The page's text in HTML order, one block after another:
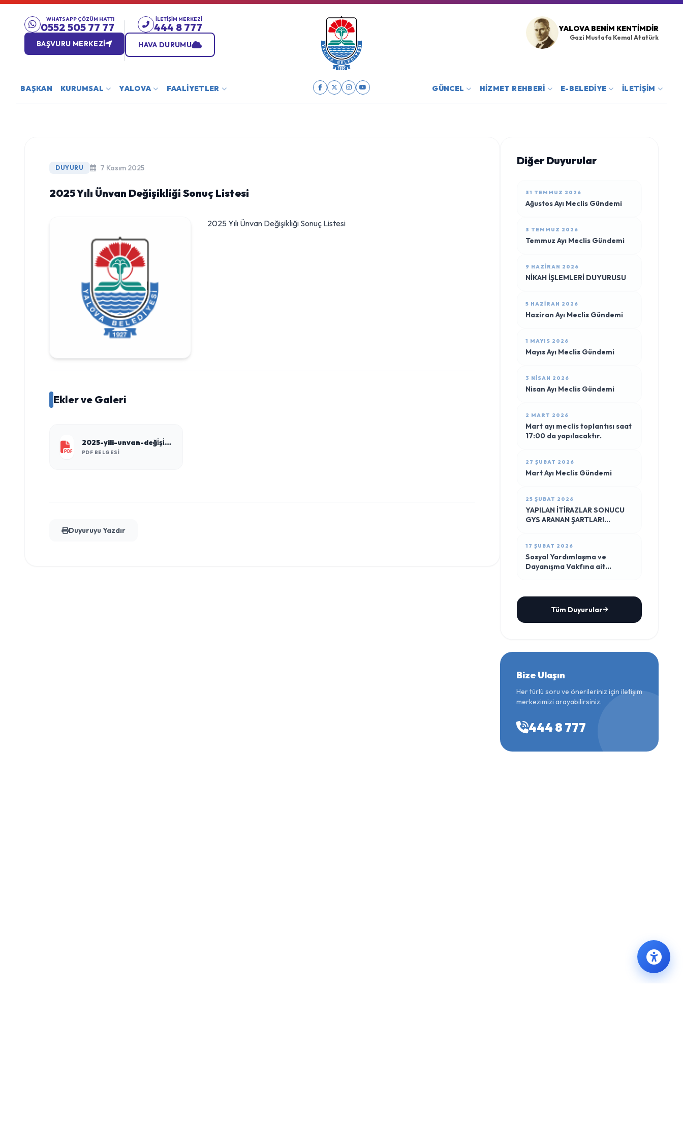
WHATSAPP ÇÖZÜM HATTI
0552 505 77 77
BAŞVURU MERKEZİ
İLETIŞIM MERKEZI
444 8 777
HAVA DURUMU
YALOVA BENIM KENTIMDIR
Gazi Mustafa Kemal Atatürk
BAŞKAN KURUMSAL YALOVA FAALİYETLER GÜNCEL HİZMET REHBERİ E-BELEDİYE İLETİŞİM
DUYURU 7 Kasım 2025
2025 Yılı Ünvan Değişikliği Sonuç Listesi
2025 Yılı Ünvan Değişikliği Sonuç Listesi
Ekler ve Galeri
2025-yili-unvan-deği̇şi̇kli̇ği̇-sonuç-li̇stesi̇.pdf
PDF BELGESI
Duyuruyu Yazdır
Diğer Duyurular
31 TEMMUZ 2026
Ağustos Ayı Meclis Gündemi
3 TEMMUZ 2026
Temmuz Ayı Meclis Gündemi
9 HAZIRAN 2026
NİKAH İŞLEMLERİ DUYURUSU
5 HAZIRAN 2026
Haziran Ayı Meclis Gündemi
1 MAYIS 2026
Mayıs Ayı Meclis Gündemi
3 NISAN 2026
Nisan Ayı Meclis Gündemi
2 MART 2026
Mart ayı meclis toplantısı saat
17:00 da yapılacaktır.
27 ŞUBAT 2026
Mart Ayı Meclis Gündemi
25 ŞUBAT 2026
YAPILAN İTİRAZLAR SONUCU
GYS ARANAN ŞARTLARI
17 ŞUBAT 2026
Sosyal Yardımlaşma ve
Dayanışma Vakfına ait
Tüm Duyurular
Bize Ulaşın
Her türlü soru ve önerileriniz için iletişim
merkezimizi arayabilirsiniz.
444 8 777